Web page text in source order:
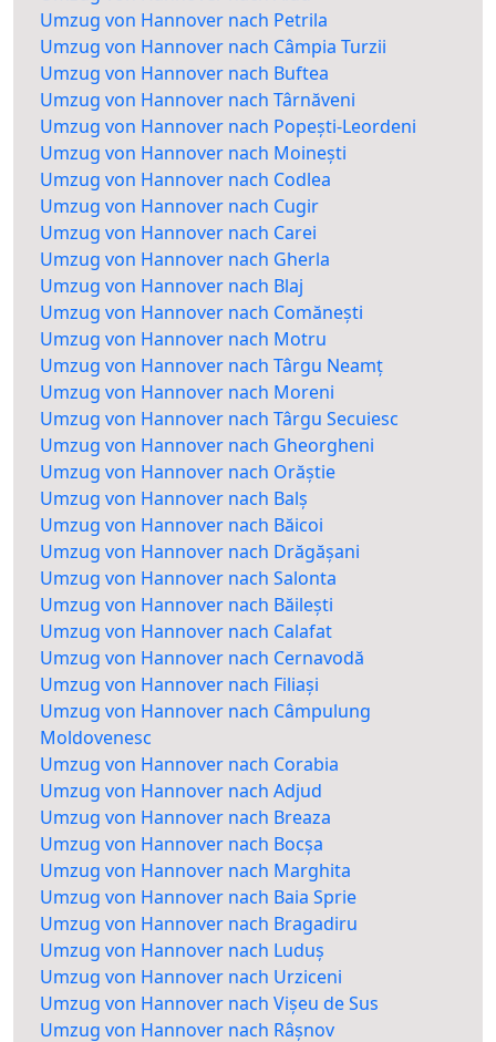
Umzug von Hannover nach Petrila
Umzug von Hannover nach Câmpia Turzii
Umzug von Hannover nach Buftea
Umzug von Hannover nach Târnăveni
Umzug von Hannover nach Popești-Leordeni
Umzug von Hannover nach Moinești
Umzug von Hannover nach Codlea
Umzug von Hannover nach Cugir
Umzug von Hannover nach Carei
Umzug von Hannover nach Gherla
Umzug von Hannover nach Blaj
Umzug von Hannover nach Comănești
Umzug von Hannover nach Motru
Umzug von Hannover nach Târgu Neamț
Umzug von Hannover nach Moreni
Umzug von Hannover nach Târgu Secuiesc
Umzug von Hannover nach Gheorgheni
Umzug von Hannover nach Orăștie
Umzug von Hannover nach Balș
Umzug von Hannover nach Băicoi
Umzug von Hannover nach Drăgășani
Umzug von Hannover nach Salonta
Umzug von Hannover nach Băilești
Umzug von Hannover nach Calafat
Umzug von Hannover nach Cernavodă
Umzug von Hannover nach Filiași
Umzug von Hannover nach Câmpulung
Moldovenesc
Umzug von Hannover nach Corabia
Umzug von Hannover nach Adjud
Umzug von Hannover nach Breaza
Umzug von Hannover nach Bocșa
Umzug von Hannover nach Marghita
Umzug von Hannover nach Baia Sprie
Umzug von Hannover nach Bragadiru
Umzug von Hannover nach Luduș
Umzug von Hannover nach Urziceni
Umzug von Hannover nach Vișeu de Sus
Umzug von Hannover nach Râșnov